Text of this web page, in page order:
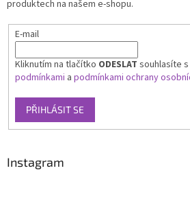
produktech na našem e-shopu.
E-mail
Kliknutím na tlačítko ODESLAT souhlasíte
podmínkami a podmínkami ochrany
PŘIHLÁSIT SE
Instagram